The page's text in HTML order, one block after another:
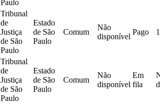
Paulo
Tribunal
de
Justiça
de São
Paulo
Estado
de São
Paulo
Comum
Não
disponível
Pago
Tribunal
de
Justiça
de São
Paulo
Estado
de São
Paulo
Comum
Não
disponível
Em
fila